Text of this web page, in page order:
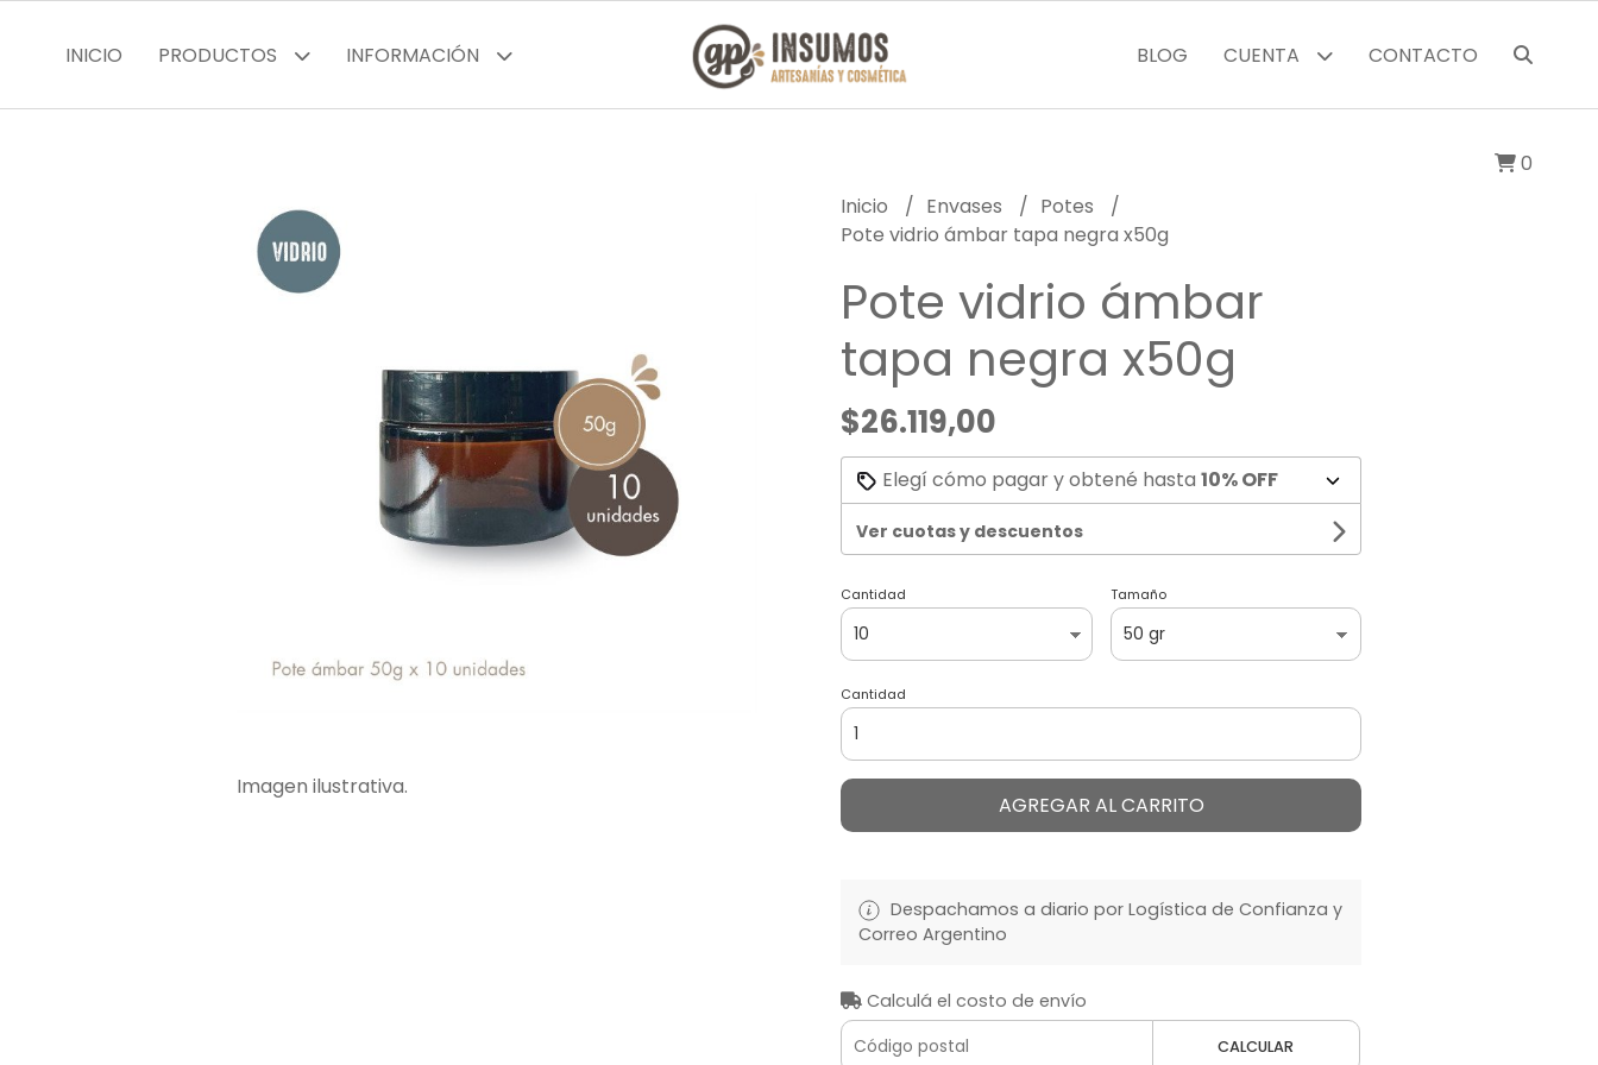
INICIO PRODUCTOS INFORMACIÓN BLOG CUENTA CONTACTO
0
Imagen ilustrativa.
Inicio Envases
Potes
Pote vidrio ámbar tapa negra x50g
Pote vidrio ámbar
tapa negra x50g
$26.119,00
Elegí cómo pagar y obtené hasta 10% OFF
Ver cuotas y descuentos
Cantidad Tamaño
Cantidad
AGREGAR AL CARRITO
Despachamos a diario por Logística de Confianza y
Correo Argentino
Calculá el costo de envío
CALCULAR